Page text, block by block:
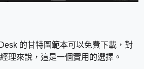
的甘特圖範本可以免費下載，對
理來說，這是一個實用的選擇。